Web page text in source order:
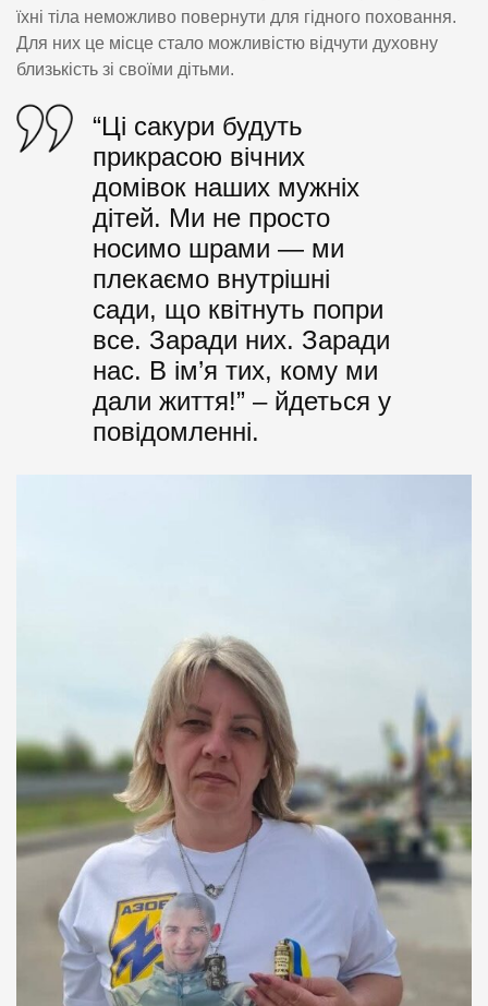
їхні тіла неможливо повернути для гідного поховання.
Для них це місце стало можливістю відчути духовну
близькість зі своїми дітьми.
“Ці сакури будуть
прикрасою вічних
домівок наших мужніх
дітей. Ми не просто
носимо шрами — ми
плекаємо внутрішні
сади, що квітнуть попри
все. Заради них. Заради
нас. В ім’я тих, кому ми
дали життя!” – йдеться у
повідомленні.